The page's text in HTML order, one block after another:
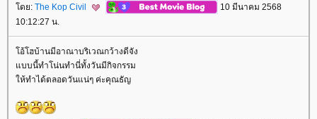
ดย: The Kop Civil
10 มีนาคม 2568
10:12:27 น.
อ้โฮบ้านมีอาณาบริเวณกว้างดีจัง
บบนี้ทำโน่นทำนี่ทั้งวันมีกิจกรรม
ห้ทำได้ตลอดวันแน่ๆ ค่ะคุณธัญ